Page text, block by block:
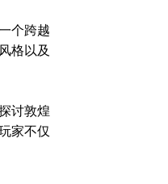
个跨越
格以及
讨敦煌
家不仅